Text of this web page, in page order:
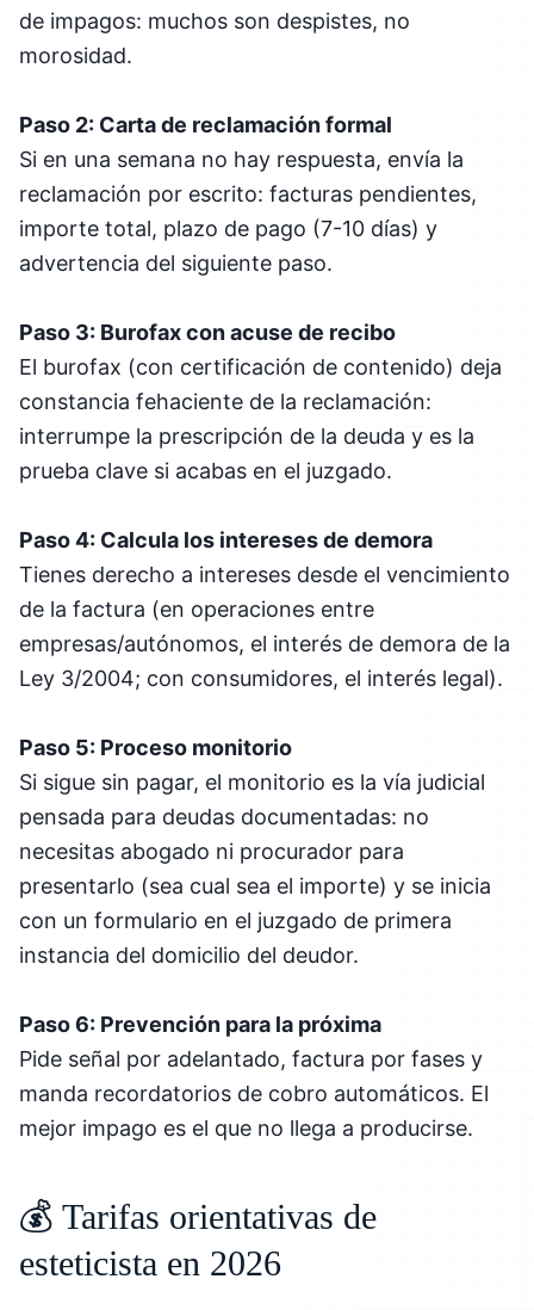
de impagos: muchos son despistes, no
morosidad.
Paso 2: Carta de reclamación formal
Si en una semana no hay respuesta, envía la
reclamación por escrito: facturas pendientes,
importe total, plazo de pago (7-10 días) y
advertencia del siguiente paso.
Paso 3: Burofax con acuse de recibo
El burofax (con certificación de contenido) deja
constancia fehaciente de la reclamación:
interrumpe la prescripción de la deuda y es la
prueba clave si acabas en el juzgado.
Paso 4: Calcula los intereses de demora
Tienes derecho a intereses desde el vencimiento
de la factura (en operaciones entre
empresas/autónomos, el interés de demora de la
Ley 3/2004; con consumidores, el interés legal).
Paso 5: Proceso monitorio
Si sigue sin pagar, el monitorio es la vía judicial
pensada para deudas documentadas: no
necesitas abogado ni procurador para
presentarlo (sea cual sea el importe) y se inicia
con un formulario en el juzgado de primera
instancia del domicilio del deudor.
Paso 6: Prevención para la próxima
Pide señal por adelantado, factura por fases y
manda recordatorios de cobro automáticos. El
mejor impago es el que no llega a producirse.
💰 Tarifas orientativas de
esteticista en 2026